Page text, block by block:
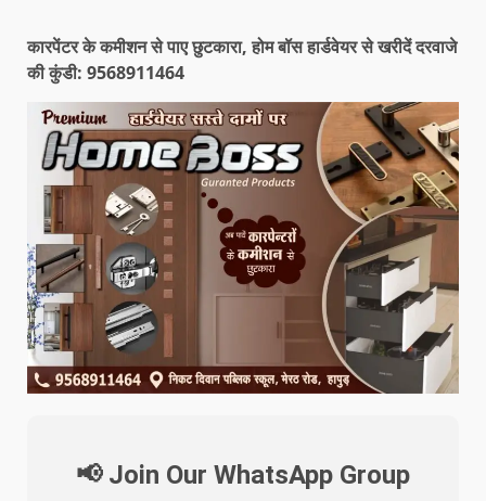
कारपेंटर के कमीशन से पाए छुटकारा, होम बॉस हार्डवेयर से खरीदें दरवाजे
की कुंडी: 9568911464
📢 Join Our WhatsApp Group